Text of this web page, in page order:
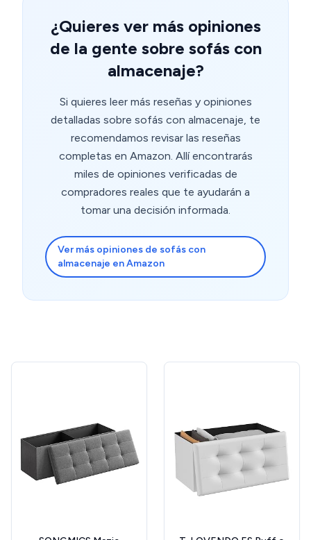
¿Quieres ver más opiniones
de la gente sobre sofás con
almacenaje?
Si quieres leer más reseñas y opiniones
detalladas sobre sofás con almacenaje, te
recomendamos revisar las reseñas
completas en Amazon. Allí encontrarás
miles de opiniones verificadas de
compradores reales que te ayudarán a
tomar una decisión informada.
Ver más opiniones de sofás con
almacenaje en Amazon